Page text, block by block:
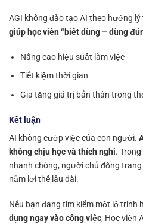
AGI không đào tạo AI theo hướng
giúp học viên “biết dùng – dùng
Nâng cao hiệu suất làm việc
Tiết kiệm thời gian
Gia tăng giá trị bản thân trong
Kết luận
AI không cướp việc của con người.
không chịu học và thích nghi.
nhanh chóng, người chủ động
nắm lợi thế lâu dài.
Nếu bạn đang tìm kiếm một lộ trình
dụng ngay vào công việc, Học viện